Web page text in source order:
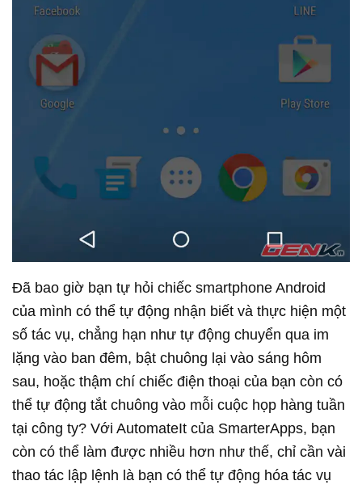
Đã bao giờ bạn tự hỏi chiếc smartphone Android
của mình có thể tự động nhận biết và thực hiện một
số tác vụ, chẳng hạn như tự động chuyển qua im
lặng vào ban đêm, bật chuông lại vào sáng hôm
sau, hoặc thậm chí chiếc điện thoại của bạn còn có
thể tự động tắt chuông vào mỗi cuộc họp hàng tuần
tại công ty? Với AutomateIt của SmarterApps, bạn
còn có thể làm được nhiều hơn như thế, chỉ cần vài
thao tác lập lệnh là bạn có thể tự động hóa tác vụ